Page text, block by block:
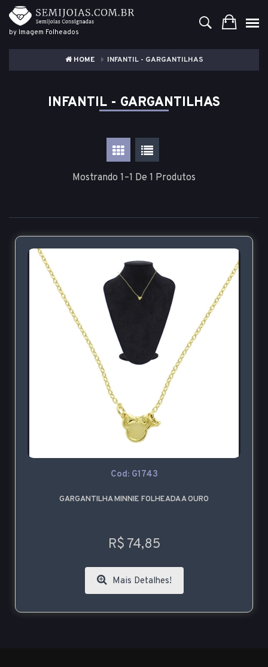
by Imagem Folheados
HOME INFANTIL - GARGANTILHAS
INFANTIL - GARGANTILHAS
Mostrando 1–1 De 1 Produtos
Cod: G1743
GARGANTILHA MINNIE FOLHEADA A OURO
R$ 74,85
Mais Detalhes!